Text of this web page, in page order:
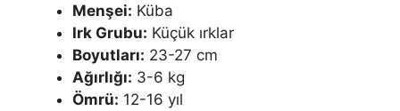
Menşei: Küba
Irk Grubu: Küçük ırklar
Boyutları: 23-27 cm
Ağırlığı: 3-6 kg
Ömrü: 12-16 yıl